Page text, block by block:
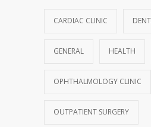
CARDIAC CLINIC
GENERAL HEALTH
OPHTHALMOLOGY CLINIC
OUTPATIENT SURGERY